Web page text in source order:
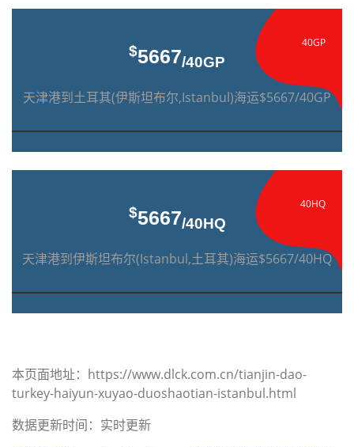
40GP
$5667/40GP
天津港到土耳其(伊斯坦布尔,Istanbul)海运$5667/40GP
40HQ
$5667/40HQ
天津港到伊斯坦布尔(Istanbul,土耳其)海运$5667/40HQ
本页面地址：https://www.dlck.com.cn/tianjin-dao-
turkey-haiyun-xuyao-duoshaotian-istanbul.html
数据更新时间：实时更新